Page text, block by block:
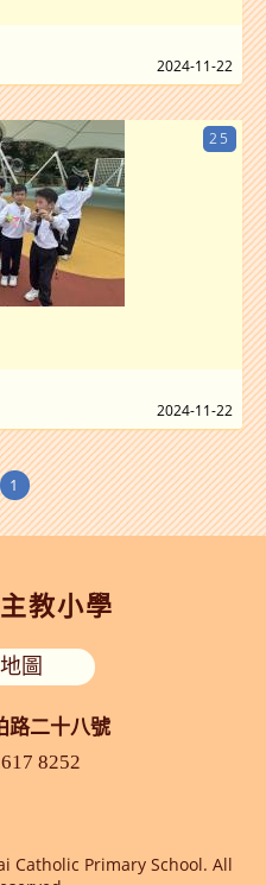
2024-11-22
25
2024-11-22
1
教小學
路二十八號
圖
8252
Catholic Primary School. All